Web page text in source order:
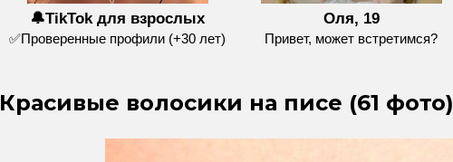
🔔TikTok для взрослых
✅Проверенные профили (+30 лет)
Оля, 19
Привет, может встретимся?
Красивые волосики на писе (61 фото)